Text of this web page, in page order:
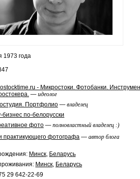
1973 года
- Микростоки. Фотобанки.
— идеолог
Портфолио — владелец
бизнес по-белорусски
фото — полновластный владелец :)
практикующего фотографа — автор блога
Минск, Беларусь
Минск, Беларусь
29 642-22-69